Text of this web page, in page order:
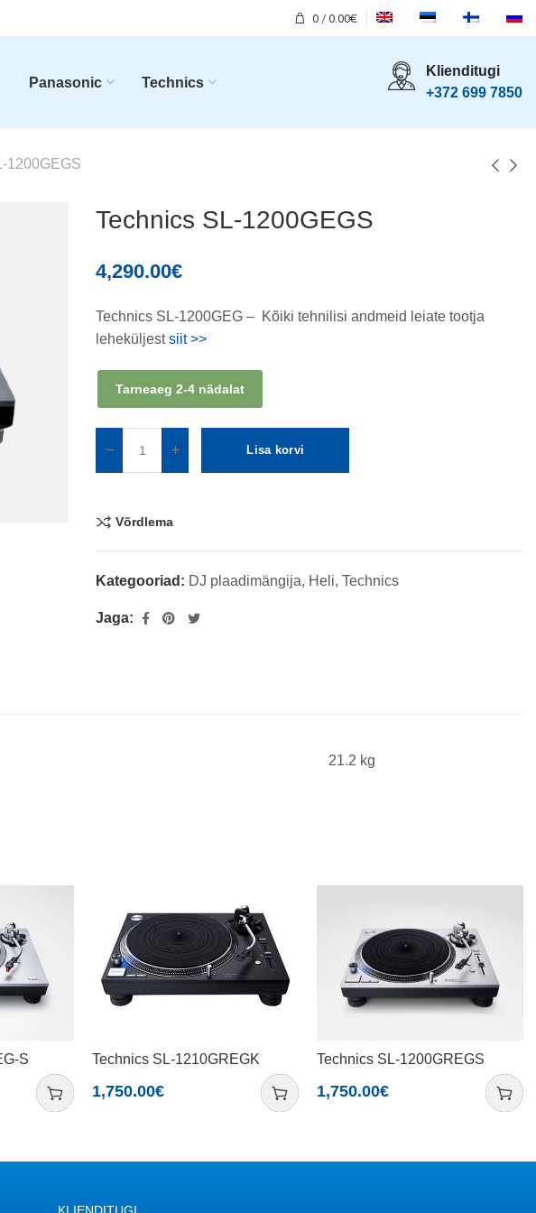
0 / 0.00€
Panasonic Technics
Klienditugi
+372 699 7850
1200GEGS
Technics SL-1200GEGS
4,290.00€
Technics SL-1200GEG – Kõiki tehnilisi andmeid leiate tootja
leheküljestsiit >>
Tarneaeg 2-4 nädalat
Lisa korvi
Võrdlema
Kategooriad: DJ plaadimängija, Heli,Technics
Jaga:
21.2 kg
S
Technics SL-1210GREGK
1,750.00€
Technics SL-1200GREGS
1,750.00€
KLIENDITUGI